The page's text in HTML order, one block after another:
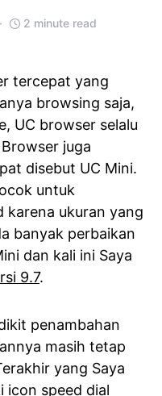
2 minute read
tercepat yang
browsing saja,
UC browser selalu
juga
disebut UC Mini.
untuk
karena ukuran yang
banyak perbaikan
dan kali ini Saya
9.7.
penambahan
masih tetap
yang Saya
icon speed dial